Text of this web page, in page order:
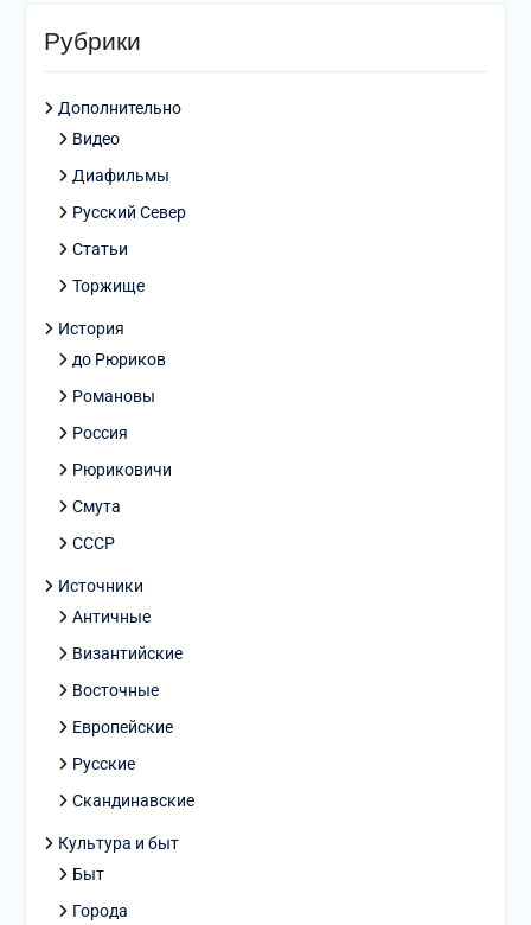
Рубрики
Дополнительно
Видео
Диафильмы
Русский Север
Статьи
Торжище
История
до Рюриков
Романовы
Россия
Рюриковичи
Смута
СССР
Источники
Античные
Византийские
Восточные
Европейские
Русские
Скандинавские
Культура и быт
Быт
Города